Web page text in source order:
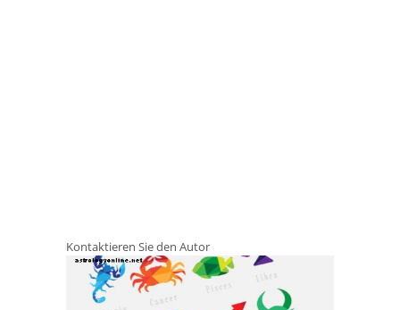
Kontaktieren Sie den Autor